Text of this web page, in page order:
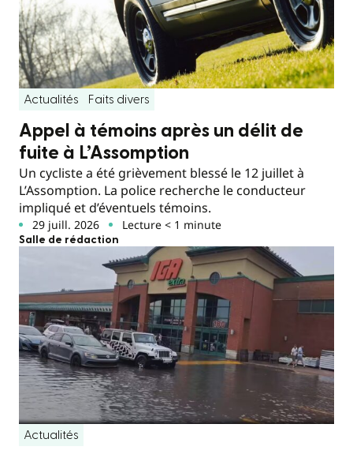
Actualités Faits divers
Appel à témoins après un délit de
fuite à L’Assomption
Un cycliste a été grièvement blessé le 12 juillet à
L’Assomption. La police recherche le conducteur
impliqué et d’éventuels témoins.
29 juill. 2026 Lecture < 1 minute
Salle de rédaction
Actualités